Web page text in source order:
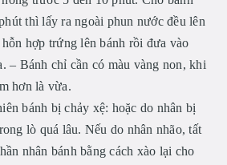
thì lấy ra ngoài phun nước đều lên
hợp trứng lên bánh rồi đưa vào
– Bánh chỉ cần có màu vàng non, khi
hơn là vừa.
bánh bị chảy xệ: hoặc do nhân bị
lò quá lâu. Nếu do nhân nhão, tất
nhân bánh bằng cách xào lại cho